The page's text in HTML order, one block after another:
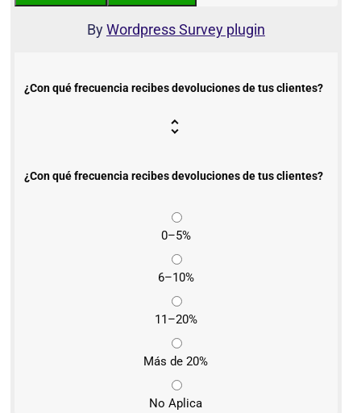
ByWordpress Survey plugin
¿Con qué frecuencia recibes devoluciones de tus clientes?
¿Con qué frecuencia recibes devoluciones de tus clientes?
0–5%
6–10%
11–20%
Más de 20%
No Aplica